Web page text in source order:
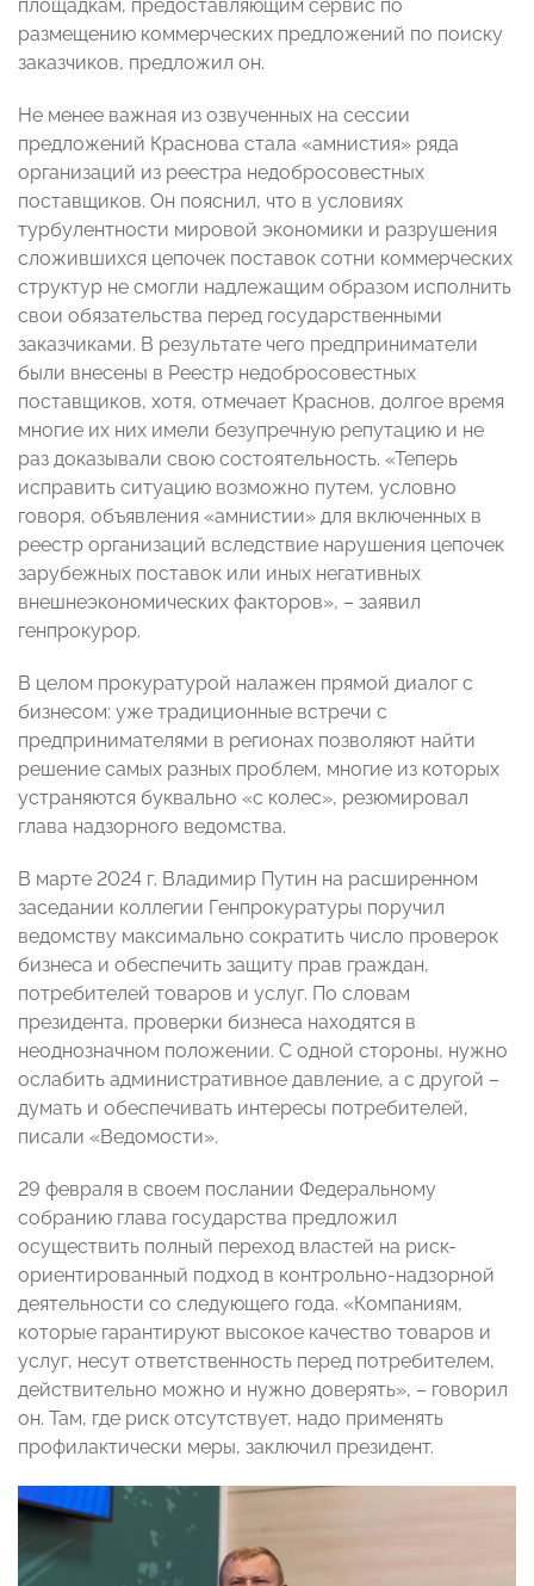
площадкам, предоставляющим сервис по
размещению коммерческих предложений по поиску
заказчиков, предложил он.
Не менее важная из озвученных на сессии
предложений Краснова стала «амнистия» ряда
организаций из реестра недобросовестных
поставщиков. Он пояснил, что в условиях
турбулентности мировой экономики и разрушения
сложившихся цепочек поставок сотни коммерческих
структур не смогли надлежащим образом исполнить
свои обязательства перед государственными
заказчиками. В результате чего предприниматели
были внесены в Реестр недобросовестных
поставщиков, хотя, отмечает Краснов, долгое время
многие их них имели безупречную репутацию и не
раз доказывали свою состоятельность. «Теперь
исправить ситуацию возможно путем, условно
говоря, объявления «амнистии» для включенных в
реестр организаций вследствие нарушения цепочек
зарубежных поставок или иных негативных
внешнеэкономических факторов», – заявил
генпрокурор.
В целом прокуратурой налажен прямой диалог с
бизнесом: уже традиционные встречи с
предпринимателями в регионах позволяют найти
решение самых разных проблем, многие из которых
устраняются буквально «с колес», резюмировал
глава надзорного ведомства.
В марте 2024 г. Владимир Путин на расширенном
заседании коллегии Генпрокуратуры поручил
ведомству максимально сократить число проверок
бизнеса и обеспечить защиту прав граждан,
потребителей товаров и услуг. По словам
президента, проверки бизнеса находятся в
неоднозначном положении. С одной стороны, нужно
ослабить административное давление, а с другой –
думать и обеспечивать интересы потребителей,
писали «Ведомости».
29 февраля в своем послании Федеральному
собранию глава государства предложил
осуществить полный переход властей на риск-
ориентированный подход в контрольно-надзорной
деятельности со следующего года. «Компаниям,
которые гарантируют высокое качество товаров и
услуг, несут ответственность перед потребителем,
действительно можно и нужно доверять», – говорил
он. Там, где риск отсутствует, надо применять
профилактически меры, заключил президент.